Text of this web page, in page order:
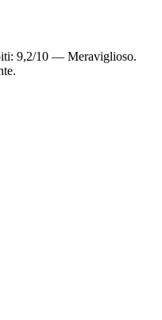
9,2/10 — Meraviglioso.